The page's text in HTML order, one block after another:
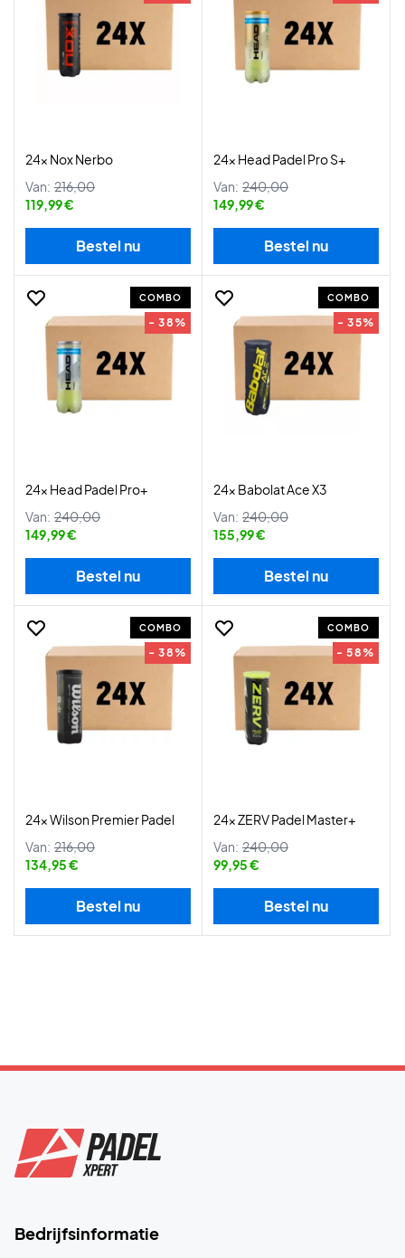
24x Nox Nerbo
Van: 216,00
119,99 €
Bestel nu
24x Head Padel Pro S+
Van: 240,00
149,99 €
Bestel nu
COMBO
- 38%
24x Head Padel Pro+
Van: 240,00
149,99 €
Bestel nu
COMBO
- 35%
24x Babolat Ace X3
Van: 240,00
155,99 €
Bestel nu
COMBO
- 38%
24x Wilson Premier Padel
Van: 216,00
134,95 €
Bestel nu
COMBO
- 58%
24x ZERV Padel Master+
Van: 240,00
99,95 €
Bestel nu
Bedrijfsinformatie